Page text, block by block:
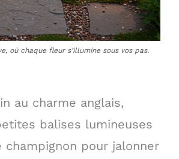
où chaque fleur s’illumine sous vos pas.
au charme anglais,
balises lumineuses
champignon pour jalonner